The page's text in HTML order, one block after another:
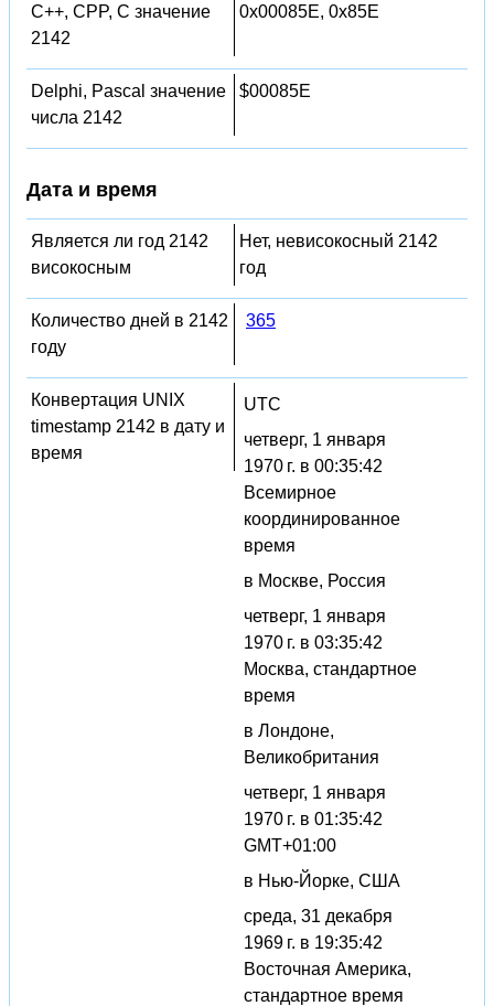
C++, CPP, C значение
2142
0x00085E, 0x85E
Delphi, Pascal значение
числа 2142
$00085E
Дата и время
Является ли год 2142
високосным
Нет, невисокосный 2142
год
Количество дней в 2142
году
365
Конвертация UNIX
timestamp 2142 в дату и
время
UTC
четверг, 1 января
1970 г. в 00:35:42
Всемирное
координированное
время
в Москве, Россия
четверг, 1 января
1970 г. в 03:35:42
Москва, стандартное
время
в Лондоне,
Великобритания
четверг, 1 января
1970 г. в 01:35:42
GMT+01:00
в Нью-Йорке, США
среда, 31 декабря
1969 г. в 19:35:42
Восточная Америка,
стандартное время